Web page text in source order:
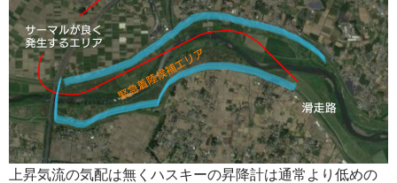
上昇気流の気配は無くハスキーの昇降計は通常より低めの